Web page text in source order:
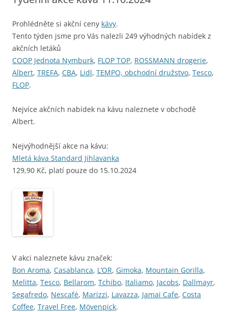
Prohlédněte si akční ceny kávy.
Tento týden jsme pro Vás nalezli 249 výhodných nabídek z
akčních letáků
COOP Jednota Nymburk, FLOP TOP, ROSSMANN drogerie,
Albert, TREFA, CBA, Lidl, TEMPO, obchodní družstvo, Tesco,
FLOP.
Nejvíce akčních nabídek na kávu naleznete v obchodě
Albert.
Nejvýhodnější akce na kávu:
Mletá káva Standard Jihlavanka
129,90 Kč, platí pouze do 15.10.2024
V akci naleznete kávu značek:
Bon Aroma, Casablanca, L’OR, Gimoka, Mountain Gorilla,
Melitta, Tesco, Bellarom, Tchibo, Italiamo, Jacobs, Dallmayr,
Segafredo, Nescafé, Marizzi, Lavazza, Jamai Cafe, Costa
Coffee, Travel Free, Mövenpick.